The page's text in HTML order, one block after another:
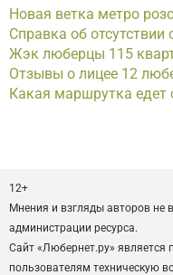
Новая ветка метро
Справка об
Жэк люберцы 115
Отзывы о лицее 12
Какая маршрутка едет
12+
Мнения и взгляды авторов не
администрации ресурса.
Сайт «Любернет.ру»
пользователям техническую